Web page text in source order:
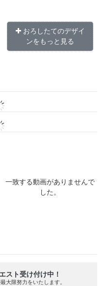
おろしたてのデザイ
ンをもっと見る
一致する動画がありませんで
した。
スト受け付け中！
大限努力をいたします。